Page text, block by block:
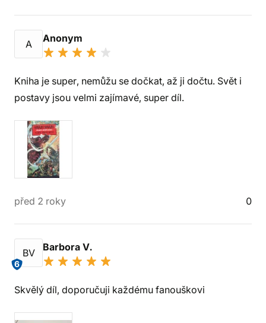
A Anonym
Kniha je super, nemůžu se dočkat, až ji dočtu. Svět i
postavy jsou velmi zajímavé, super díl.
před 2 roky 0
BV
6
Barbora V.
Skvělý díl, doporučuji každému fanouškovi